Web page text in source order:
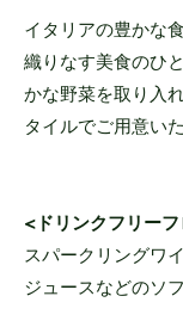
イタリアの豊かな
織りなす美食のひ
かな野菜を取り入
タイルでご用意い
<ドリンクフリー
スパークリングワ
ジュースなどのソ